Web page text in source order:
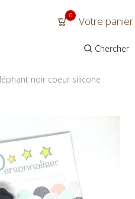
0 Votre panier
Chercher
noir coeur silicone